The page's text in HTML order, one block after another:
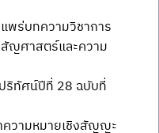
พร่บทความวิชาการ
ญศาสตร์และความ
ริทัศน์ปีที่ 28 ฉบับที่
วามหมายเชิงสัญญะ